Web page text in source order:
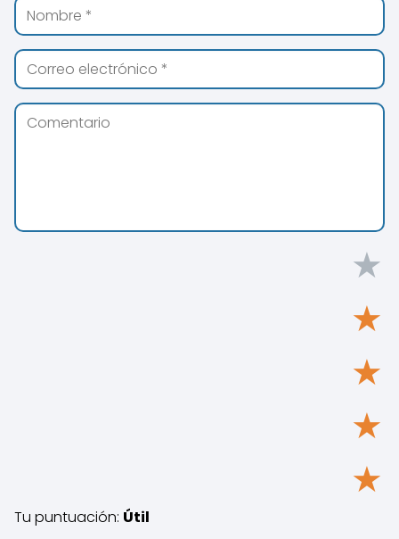
★
★
★
★
★
Tu puntuación: Útil